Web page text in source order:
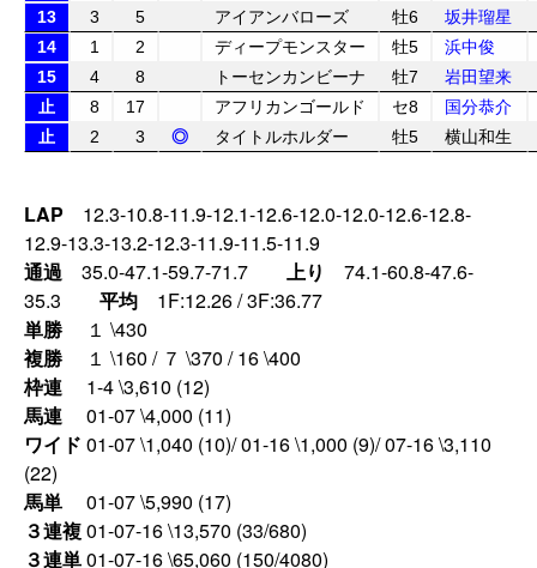
13
3 5 アイアンバローズ 牡6
坂井瑠星
14
1 2 ディープモンスター 牡5
浜中俊
15
4 8 トーセンカンビーナ 牡7
岩田望来
止
8 17 アフリカンゴールド セ8
国分恭介
止
2 3 ◎ タイトルホルダー 牡5 横山和生
LAP 12.3-10.8-11.9-12.1-12.6-12.0-12.0-12.6-12.8-
12.9-13.3-13.2-12.3-11.9-11.5-11.9
通過 35.0-47.1-59.7-71.7 上り 74.1-60.8-47.6-
35.3 平均 1F:12.26 / 3F:36.77
単勝
１ \430
複勝
１ \160 / ７ \370 / 16 \400
枠連
1-4 \3,610 (12)
馬連
01-07 \4,000 (11)
ワイド 01-07 \1,040 (10)/ 01-16 \1,000 (9)/ 07-16 \3,110
(22)
馬単
01-07 \5,990 (17)
３連複01-07-16 \13,570 (33/680)
３連単01-07-16 \65,060 (150/4080)